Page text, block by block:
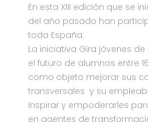
En esta XIII edición que se
del año pasado han
toda España.
La iniciativa Gira jóvenes
el futuro de alumnos entre
como objeto mejorar sus
transversales y su
inspirar y empoderarles
en agentes de